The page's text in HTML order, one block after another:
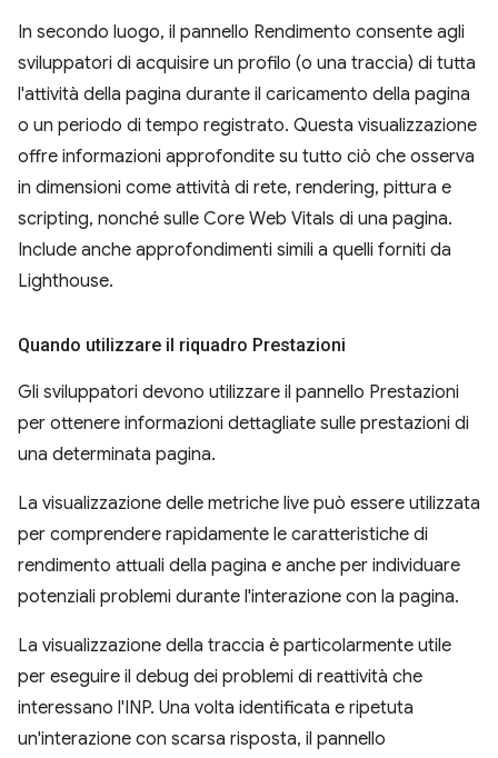
In secondo luogo, il pannello Rendimento consente agli
sviluppatori di acquisire un profilo (o una traccia) di tutta
l'attività della pagina durante il caricamento della pagina
o un periodo di tempo registrato. Questa visualizzazione
offre informazioni approfondite su tutto ciò che osserva
in dimensioni come attività di rete, rendering, pittura e
scripting, nonché sulle Core Web Vitals di una pagina.
Include anche approfondimenti simili a quelli forniti da
Lighthouse.
Quando utilizzare il riquadro Prestazioni
Gli sviluppatori devono utilizzare il pannello Prestazioni
per ottenere informazioni dettagliate sulle prestazioni di
una determinata pagina.
La visualizzazione delle metriche live può essere utilizzata
per comprendere rapidamente le caratteristiche di
rendimento attuali della pagina e anche per individuare
potenziali problemi durante l'interazione con la pagina.
La visualizzazione della traccia è particolarmente utile
per eseguire il debug dei problemi di reattività che
interessano l'INP. Una volta identificata e ripetuta
un'interazione con scarsa risposta, il pannello